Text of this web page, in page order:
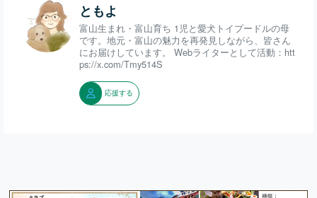
ともよ
富山生まれ・富山育ち 1児と愛犬トイプードルの母
です。地元・富山の魅力を再発見しながら、皆さん
にお届けしています。 Webライターとして活動：htt
ps://x.com/Tmy514S
応援する